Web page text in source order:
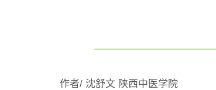
作者/ 沈舒文 陕西中医学院